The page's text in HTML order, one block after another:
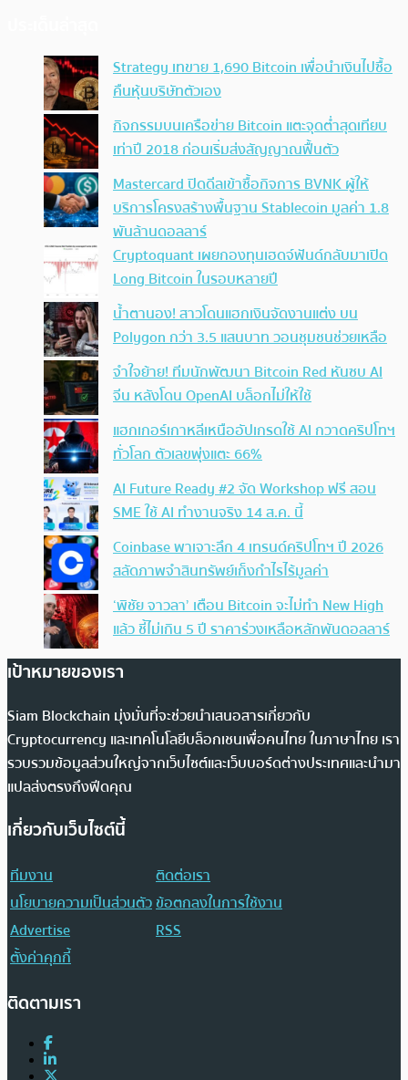
Strategy เทขาย 1,690 Bitcoin เพื่อนำเงินไปซื้อ
คืนหุ้นบริษัทตัวเอง
กิจกรรมบนเครือข่าย Bitcoin แตะจุดต่ำสุดเทียบ
เท่าปี 2018 ก่อนเริ่มส่งสัญญาณฟื้นตัว
Mastercard ปิดดีลเข้าซื้อกิจการ BVNK ผู้ให้
บริการโครงสร้างพื้นฐาน Stablecoin มูลค่า 1.8
พันล้านดอลลาร์
Cryptoquant เผยกองทุนเฮดจ์ฟันด์กลับมาเปิด
Long Bitcoin ในรอบหลายปี
น้ำตานอง! สาวโดนแฮกเงินจัดงานแต่ง บน
Polygon กว่า 3.5 แสนบาท วอนชุมชนช่วยเหลือ
จำใจย้าย! ทีมนักพัฒนา Bitcoin Red หันซบ AI
จีน หลังโดน OpenAI บล็อกไม่ให้ใช้
แฮกเกอร์เกาหลีเหนืออัปเกรดใช้ AI กวาดคริปโทฯ
ทั่วโลก ตัวเลขพุ่งแตะ 66%
AI Future Ready #2 จัด Workshop ฟรี สอน
SME ใช้ AI ทำงานจริง 14 ส.ค. นี้
Coinbase พาเจาะลึก 4 เทรนด์คริปโทฯ ปี 2026
สลัดภาพจำสินทรัพย์เก็งกำไรไร้มูลค่า
‘พิชัย จาวลา’ เตือน Bitcoin จะไม่ทำ New High
แล้ว ชี้ไม่เกิน 5 ปี ราคาร่วงเหลือหลักพันดอลลาร์
เป้าหมายของเรา
Siam Blockchain มุ่งมั่นที่จะช่วยนำเสนอสารเกี่ยวกับ
Cryptocurrency และเทคโนโลยีบล็อกเชนเพื่อคนไทย ในภาษาไทย เรา
รวบรวมข้อมูลส่วนใหญ่จากเว็บไซต์และเว็บบอร์ดต่างประเทศและนำมา
แปลส่งตรงถึงฟีดคุณ
เกี่ยวกับเว็บไซต์นี้
ทีมงาน
ติดต่อเรา
นโยบายความเป็นส่วนตัวข้อตกลงในการใช้งาน
Advertise
RSS
ตั้งค่าคุกกี้
ติดตามเรา